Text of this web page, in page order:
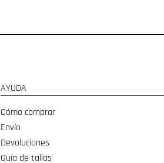
AYUDA
Cómo comprar
Envío
Devoluciones
Guía de tallas